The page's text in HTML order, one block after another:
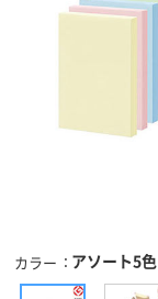
カラー アソート5色